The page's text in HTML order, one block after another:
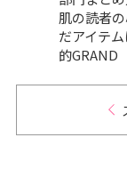
肌の読者
だアイテ
的GRAND